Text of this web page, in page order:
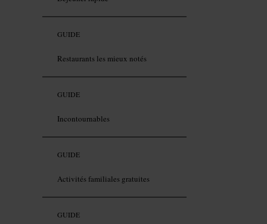
GUIDE
Restaurants les mieux notés
GUIDE
Incontournables
GUIDE
Activités familiales gratuites
GUIDE